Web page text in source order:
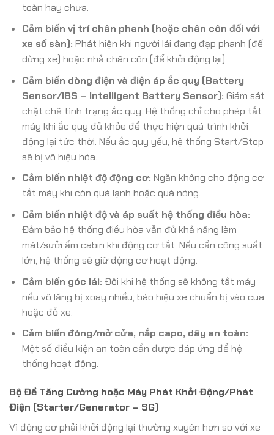
toàn hay chưa.
Cảm biến vị trí chân phanh (hoặc chân côn đối với
xe số sàn): Phát hiện khi người lái đang đạp phanh (để
dừng xe) hoặc nhả chân côn (để khởi động lại).
Cảm biến dòng điện và điện áp ắc quy (Battery
Sensor/IBS – Intelligent Battery Sensor): Giám sát
chặt chẽ tình trạng ắc quy. Hệ thống chỉ cho phép tắt
máy khi ắc quy đủ khỏe để thực hiện quá trình khởi
động lại tức thời. Nếu ắc quy yếu, hệ thống Start/Stop
sẽ bị vô hiệu hóa.
Cảm biến nhiệt độ động cơ: Ngăn không cho động cơ
tắt máy khi còn quá lạnh hoặc quá nóng.
Cảm biến nhiệt độ và áp suất hệ thống điều hòa:
Đảm bảo hệ thống điều hòa vẫn đủ khả năng làm
mát/sưởi ấm cabin khi động cơ tắt. Nếu cần công suất
lớn, hệ thống sẽ giữ động cơ hoạt động.
Cảm biến góc lái: Đôi khi hệ thống sẽ không tắt máy
nếu vô lăng bị xoay nhiều, báo hiệu xe chuẩn bị vào cua
hoặc đỗ xe.
Cảm biến đóng/mở cửa, nắp capo, dây an toàn:
Một số điều kiện an toàn cần được đáp ứng để hệ
thống hoạt động.
Bộ Đề Tăng Cường hoặc Máy Phát Khởi Động/Phát
Điện (Starter/Generator – SG)
Vì động cơ phải khởi động lại thường xuyên hơn so với xe